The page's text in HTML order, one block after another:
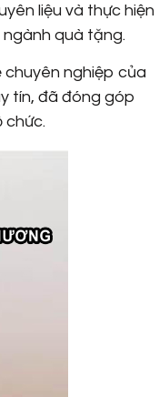
liệu và thực hiện
quà tặng.
chuyên nghiệp của
tín, đã đóng góp
chức.